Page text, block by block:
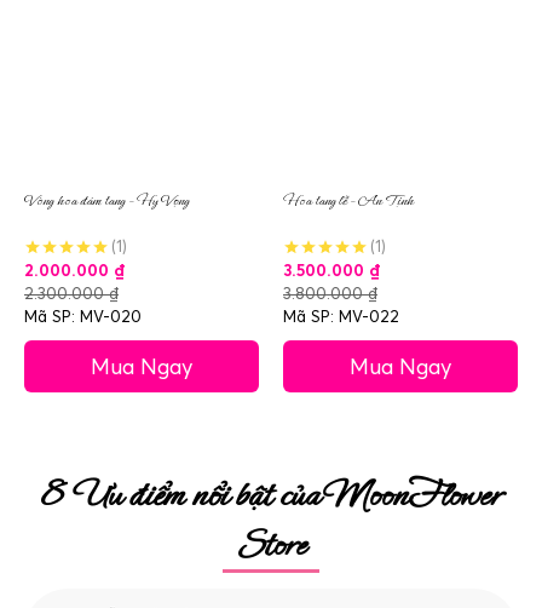
Vòng hoa đám tang – Hy Vọng
(1)
2.000.000 ₫
2.300.000₫
Mã SP: MV-020
Mua Ngay
Hoa tang lễ – An Tịnh
(1)
3.500.000 ₫
3.800.000₫
Mã SP: MV-022
Mua Ngay
8 Ưu điểm nổi bật của MoonFlower
Store